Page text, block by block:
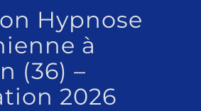
Hypnose
à
(36) –
2026